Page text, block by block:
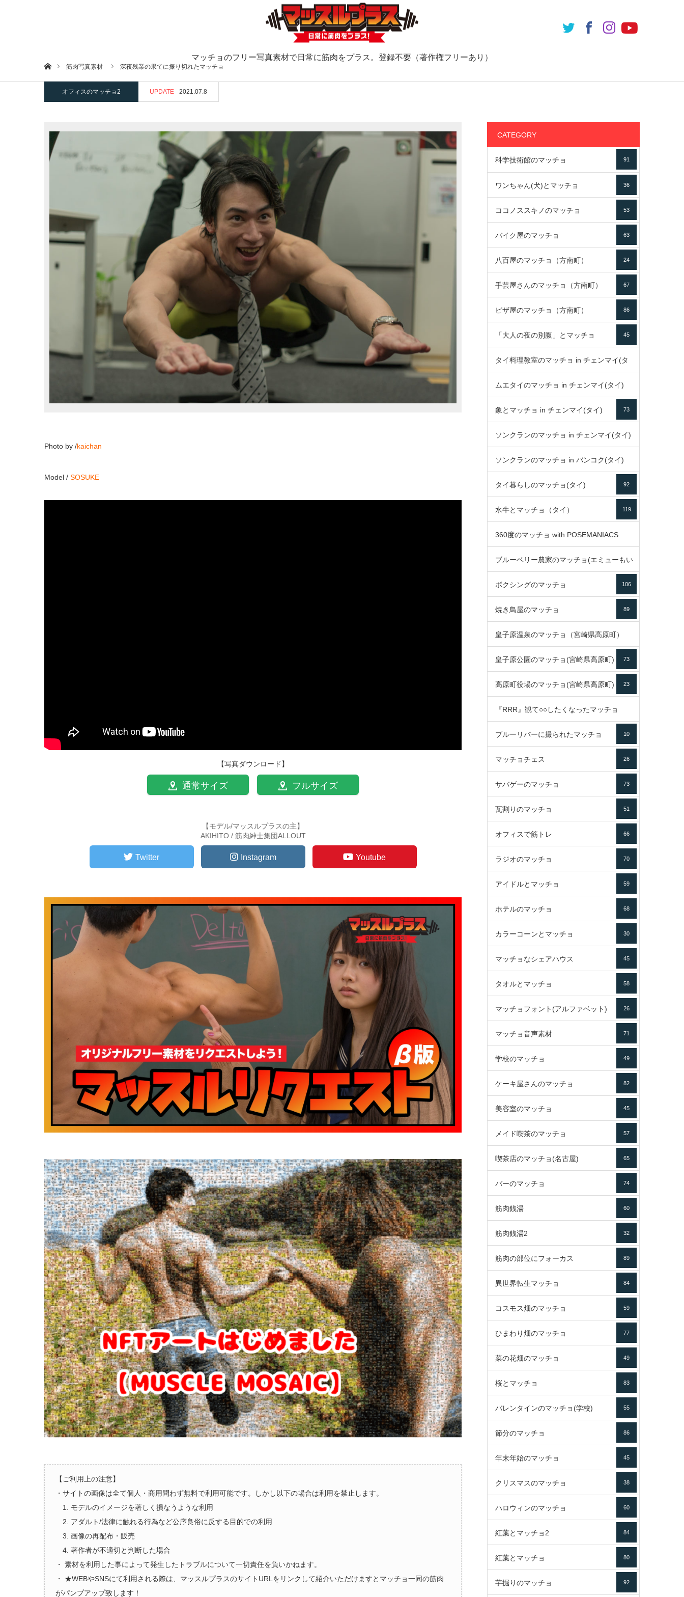
マッチョのフリー写真素材で日常に筋肉をプラス。登録不要（著作権フリーあり）
ホーム筋肉写真素材 深夜残業の果てに振り切れたマッチョ
オフィスのマッチョ2 UPDATE 2021.07.8
Photo by /kaichan
Model / SOSUKE
【写真ダウンロード】
通常サイズ フルサイズ
【モデル/マッスルプラスの主】
AKIHITO / 筋肉紳士集団ALLOUT
Twitter Instagram Youtube
【ご利用上の注意】
・サイトの画像は全て個人・商用問わず無料で利用可能です。しかし以下の場合は利用を禁止します。
1. モデルのイメージを著しく損なうような利用
2. アダルト/法律に触れる行為など公序良俗に反する目的での利用
3. 画像の再配布・販売
4. 著作者が不適切と判断した場合
・ 素材を利用した事によって発生したトラブルについて一切責任を負いかねます。
・ ★WEBやSNSにて利用される際は、マッスルプラスのサイトURLをリンクして紹介いただけますとマッチョ一同の筋肉
がパンプアップ致します！
CATEGORY
科学技術館のマッチョ 91
ワンちゃん(犬)とマッチョ 36
ココノススキノのマッチョ 53
バイク屋のマッチョ 63
八百屋のマッチョ（方南町） 24
手芸屋さんのマッチョ（方南町） 67
ピザ屋のマッチョ（方南町） 86
「大人の夜の別腹」とマッチョ 45
タイ料理教室のマッチョ in チェンマイ(タ
イ)
ムエタイのマッチョ in チェンマイ(タイ)
79
象とマッチョ in チェンマイ(タイ) 73
ソンクランのマッチョ in チェンマイ(タイ)
ソンクランのマッチョ in バンコク(タイ)
85
タイ暮らしのマッチョ(タイ) 92
水牛とマッチョ（タイ） 119
360度のマッチョ with POSEMANIACS
49
ブルーベリー農家のマッチョ(エミューもい
るよ) 72
ボクシングのマッチョ 106
焼き鳥屋のマッチョ 89
皇子原温泉のマッチョ（宮崎県高原町）
133
皇子原公園のマッチョ(宮崎県高原町) 73
高原町役場のマッチョ(宮崎県高原町) 23
『RRR』観て○○したくなったマッチョ
16
ブルーリバーに撮られたマッチョ 10
マッチョチェス 26
サバゲーのマッチョ 73
瓦割りのマッチョ 51
オフィスで筋トレ 66
ラジオのマッチョ 70
アイドルとマッチョ 59
ホテルのマッチョ 68
カラーコーンとマッチョ 30
マッチョなシェアハウス 45
タオルとマッチョ 58
マッチョフォント(アルファベット) 26
マッチョ音声素材 71
学校のマッチョ 49
ケーキ屋さんのマッチョ 82
美容室のマッチョ 45
メイド喫茶のマッチョ 57
喫茶店のマッチョ(名古屋) 65
バーのマッチョ 74
筋肉銭湯 60
筋肉銭湯2 32
筋肉の部位にフォーカス 89
異世界転生マッチョ 84
コスモス畑のマッチョ 59
ひまわり畑のマッチョ 77
菜の花畑のマッチョ 49
桜とマッチョ 83
バレンタインのマッチョ(学校) 55
節分のマッチョ 86
年末年始のマッチョ 45
クリスマスのマッチョ 38
ハロウィンのマッチョ 60
紅葉とマッチョ2 84
紅葉とマッチョ 80
芋掘りのマッチョ 92